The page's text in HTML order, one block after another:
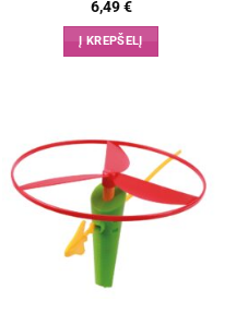
6,49€
Į KREPŠELĮ